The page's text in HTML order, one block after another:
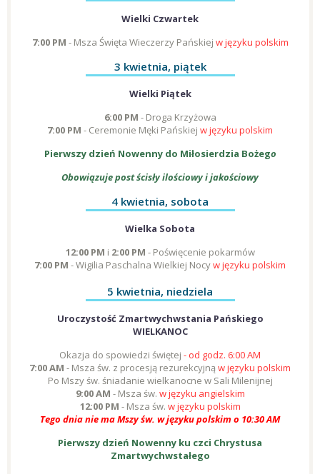
Wielki Czwartek
7:00 PM - Msza Święta Wieczerzy Pańskiej w języku polskim
3 kwietnia, piątek
Wielki Piątek
6:00 PM - Droga Krzyżowa
7:00 PM - Ceremonie Męki Pańskiej w języku polskim
Pierwszy dzień Nowenny do Miłosierdzia Bożego
Obowiązuje post ścisły ilościowy i jakościowy
4 kwietnia, sobota
Wielka Sobota
12:00 PM i 2:00 PM - Poświęcenie pokarmów
7:00 PM - Wigilia Paschalna Wielkiej Nocyw języku polskim
5 kwietnia, niedziela
Uroczystość Zmartwychwstania Pańskiego
WIELKANOC
Okazja do spowiedzi świętej - od godz. 6:00 AM
7:00 AM - Msza św. z procesją rezurekcyjną w języku polskim
Po Mszy św. śniadanie wielkanocne w Sali Milenijnej
9:00 AM - Msza św. w języku angielskim
12:00 PM - Msza św. w języku polskim
Tego dnia nie ma Mszy św. w języku polskim o 10:30 AM
Pierwszy dzień Nowenny ku czci Chrystusa
Zmartwychwstałego